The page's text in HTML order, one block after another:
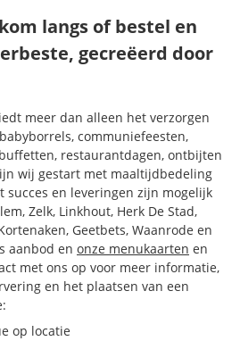
langs of bestel en
gecreëerd door
meer dan alleen het verzorgen
communiefeesten,
buffetten, restaurantdagen, ontbijten
wij gestart met maaltijdbedeling
succes en leveringen zijn mogelijk
Zelk, Linkhout, Herk De Stad,
Geetbets, Waanrode en
aanbod en onze menukaarten en
met ons op voor meer informatie,
en het plaatsen van een
op locatie